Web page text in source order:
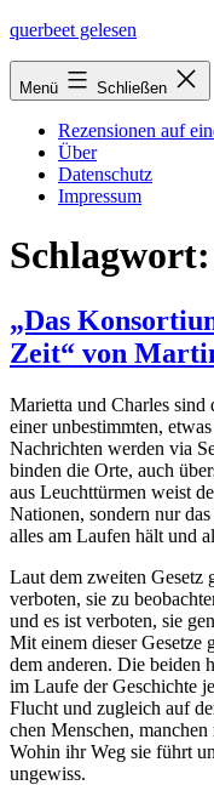
Zum
springen
querbeet gelesen
Menü Schließen
Rezensionen auf
Über
Datenschutz
Impressum
Schlagwort:
„Das
Zeit“ von
Marietta und Charles sind
einer unbe­stimm­ten,
Nachrichten wer­den via
bin­den die Orte, auch
aus Leuchttürmen weist
Nationen, son­dern nur
alles am Laufen hält und
Laut dem zwei­ten Gesetz
ver­bo­ten, sie zu
und es ist ver­bo­ten, sie
Mit einem die­ser
dem ande­ren. Die bei­den
im Laufe der Geschichte
Flucht und zugleich auf
chen Menschen,
Wohin ihr Weg sie führt
ungewiss.